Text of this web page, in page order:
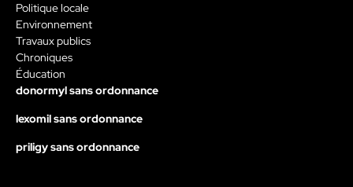
Politique locale
Environnement
Travaux publics
Chroniques
Éducation
donormyl sans ordonnance
lexomil sans ordonnance
priligy sans ordonnance